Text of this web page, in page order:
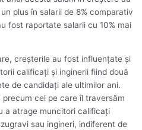
plus în salarii de 8% comparativ
fost raportate salarii cu 10% mai
creşterile au fost influenţate şi
calificaţi şi inginerii fiind două
de candidaţi ale ultimilor ani.
cel pe care îl traversăm
a atrage muncitori calificaţi
sau ingineri, indiferent de